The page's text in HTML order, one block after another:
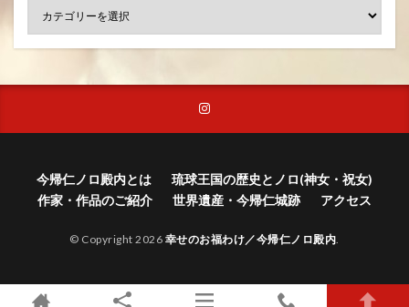
今帰仁ノロ殿内とは
琉球王国の歴史とノロ(神女・祝女)
作家・作品のご紹介
世界遺産・今帰仁城跡 アクセス
© Copyright 2026 幸せのお福わけ／今帰仁ノロ殿内